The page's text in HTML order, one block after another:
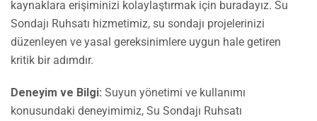
kaynaklara erişiminizi kolaylaştırmak için buradayız. Su
Sondajı Ruhsatı hizmetimiz, su sondajı projelerinizi
düzenleyen ve yasal gereksinimlere uygun hale getiren
kritik bir adımdır.
Deneyim ve Bilgi: Suyun yönetimi ve kullanımı
konusundaki deneyimimiz, Su Sondajı Ruhsatı